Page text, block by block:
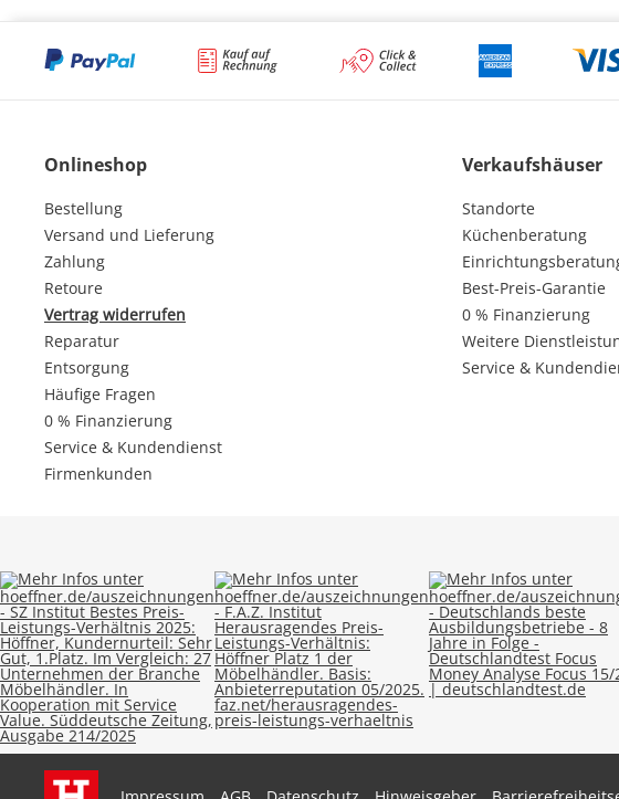
Onlineshop
Bestellung
Versand und Lieferung
Zahlung
Retoure
Vertrag widerrufen
Reparatur
Entsorgung
Häufige Fragen
0 % Finanzierung
Service & Kundendienst
Firmenkunden
Verkaufshäuser
Standorte
Küchenberatung
Best-Preis-Garantie
0 % Finanzierung
Weitere
Service &